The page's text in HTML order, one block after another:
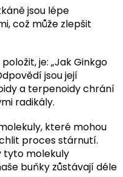
jsou lépe
což může zlepšit
je: „Jak Ginkgo
jsou její
a terpenoidy chrání
radikály.
které mohou
proces stárnutí.
tyto molekuly
buňky zůstávají déle